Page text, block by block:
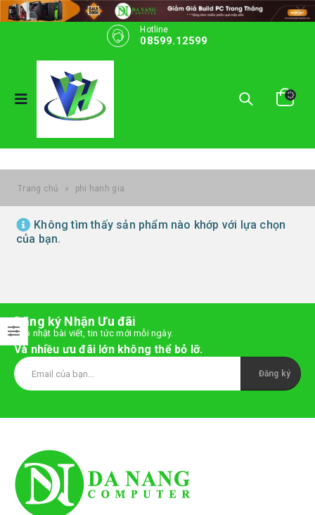
Hotline
08599.12599
Trang chủ » phi hanh gia
Không tìm thấy sản phẩm nào khớp với lựa chọn
của bạn.
Đăng ký Nhận Ưu đãi
Cập nhật bài viết, tin tức mới mỗi ngày.
Và nhiều ưu đãi lớn không thể bỏ lỡ.